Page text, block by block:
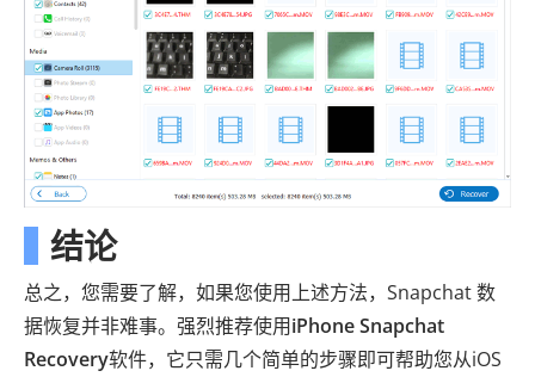
结论
总之，您需要了解，如果您使用上述方法，Snapchat 数
据恢复并非难事。强烈推荐使用iPhone Snapchat
Recovery软件，它只需几个简单的步骤即可帮助您从iOS